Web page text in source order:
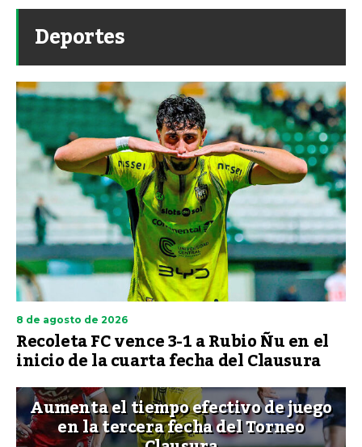
Deportes
8 de agosto de 2026
Recoleta FC vence 3-1 a Rubio Ñu en el
inicio de la cuarta fecha del Clausura
Aumenta el tiempo efectivo de juego
en la tercera fecha del Torneo